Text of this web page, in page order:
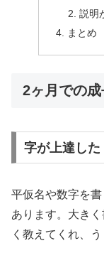
説明
まとめ
2ヶ月での成
字が上達した
平仮名や数字を
あります。大き
く教えてくれ、